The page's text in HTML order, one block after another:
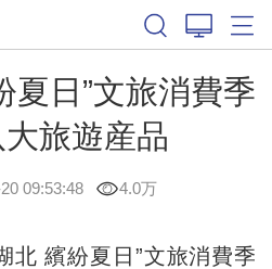
夏日”文旅消費季
旅遊産品
09:53:48 4.0万
繽紛夏日”文旅消費季